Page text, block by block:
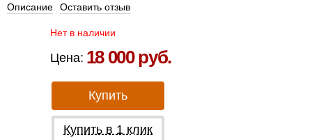
Описание
Оставить отзыв
Нет в наличии
Цена: 18 000 руб.
Купить
Купить в 1 клик